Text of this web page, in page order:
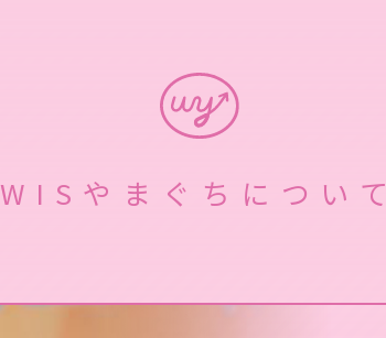
WISやまぐちについて